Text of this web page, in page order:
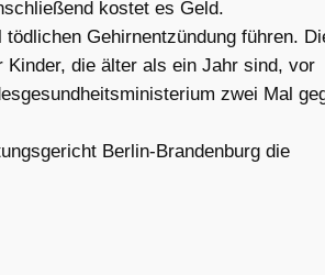
kostet es Geld.
Gehirnentzündung führen.
Kinder, die älter als ein Jahr sind, vor
zwei Mal
Berlin-Brandenburg die